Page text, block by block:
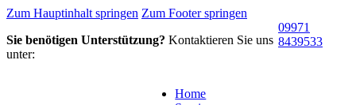
Zum Hauptinhalt springen Zum Footer springen
Sie benötigen Unterstützung? Kontaktieren Sie uns
unter:
09971
8439533
Home